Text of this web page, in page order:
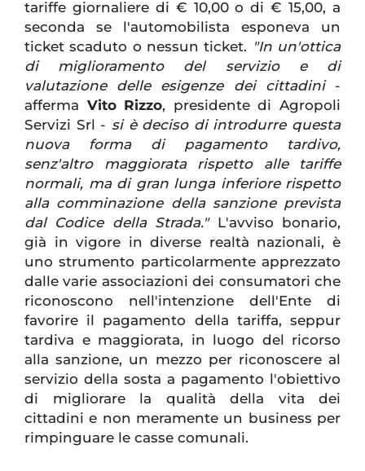
tariffe giornaliere di € 10,00 o di € 15,00, a
seconda se l'automobilista esponeva un
ticket scaduto o nessun ticket. "In un'ottica
di miglioramento del servizio e di
valutazione delle esigenze dei cittadini -
afferma Vito Rizzo, presidente di Agropoli
Servizi Srl - si è deciso di introdurre questa
nuova forma di pagamento tardivo,
senz'altro maggiorata rispetto alle tariffe
normali, ma di gran lunga inferiore rispetto
alla comminazione della sanzione prevista
dal Codice della Strada."L'avviso bonario,
già in vigore in diverse realtà nazionali, è
uno strumento particolarmente apprezzato
dalle varie associazioni dei consumatori che
riconoscono nell'intenzione dell'Ente di
favorire il pagamento della tariffa, seppur
tardiva e maggiorata, in luogo del ricorso
alla sanzione, un mezzo per riconoscere al
servizio della sosta a pagamento l'obiettivo
di migliorare la qualità della vita dei
cittadini e non meramente un business per
rimpinguare le casse comunali.